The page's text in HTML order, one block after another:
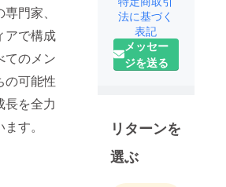
門家、
アで構成
てのメン
の可能性
長を全力
す。
せたい。不
登校の子供
達に教え
る。高畠町
法に基づく
表記
メッセー
ジを送る
リターンを
選ぶ